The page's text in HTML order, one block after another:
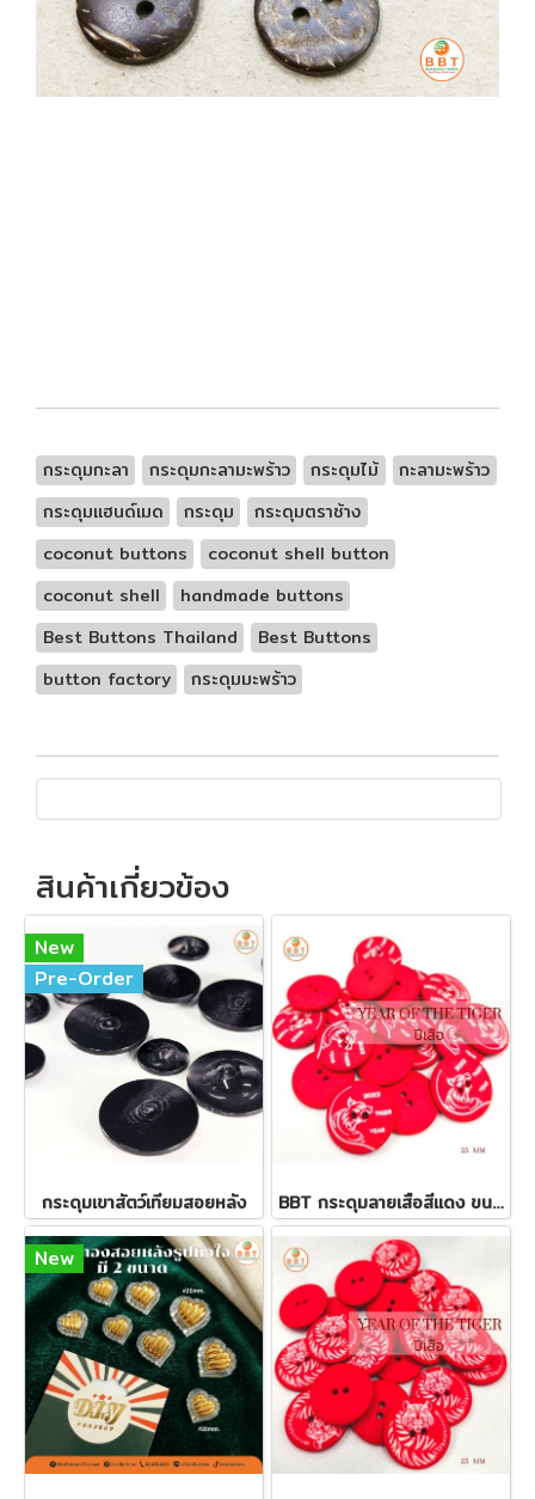
กระดุมกะลา กระดุมกะลามะพร้าว กระดุมไม้
กะลามะพร้าว
กระดุมแฮนด์เมด
กระดุม
กระดุมตราช้าง
coconut buttons
coconut shell button
coconut shell
handmade buttons
Best Buttons Thailand
Best Buttons
button factory
กระดุมมะพร้าว
สินค้าเกี่ยวข้อง
New
Pre-Order
กระดุมเขาสัตว์เทียมสอยหลัง BBT กระดุมลายเสือสีแดง ขนาด 25 มิล
New